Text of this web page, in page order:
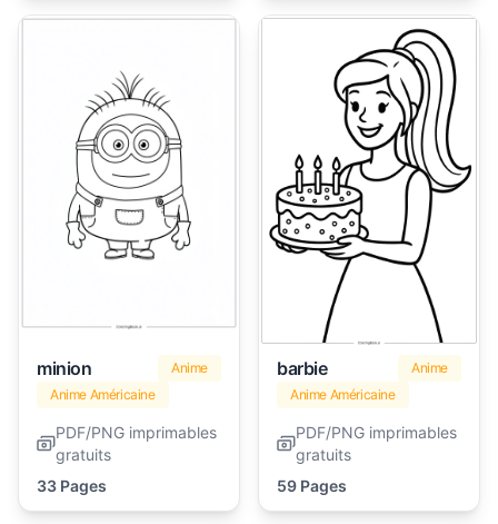
minion
Anime
Anime Américaine
PDF/PNG imprimables
gratuits
33 Pages
barbie
Anime
Anime Américaine
PDF/PNG imprimables
gratuits
59 Pages